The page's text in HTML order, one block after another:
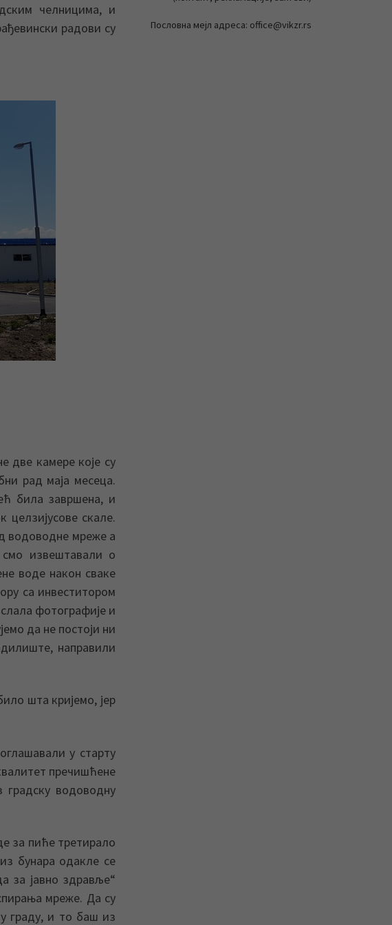
челницима, и
радови су
две камере које су
рад маја месеца.
била завршена, и
скале.
водоводне мреже а
извештавали о
воде након сваке
са инвеститором
фотографије и
да не постоји ни
направили
шта кријемо, јер
у старту
пречишћене
градску водоводну
за пиће третирало
бунара одакле се
за јавно здравље“
мреже. Да су
граду, и то баш из
Пословна мејл адреса: office@vikzr.rs